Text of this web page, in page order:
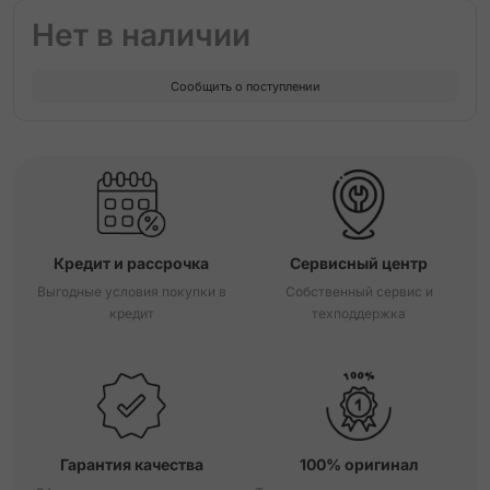
Нет в наличии
Сообщить о поступлении
Кредит и рассрочка
Выгодные условия покупки в
кредит
Сервисный центр
Собственный сервис и
техподдержка
Гарантия качества 100% оригинал